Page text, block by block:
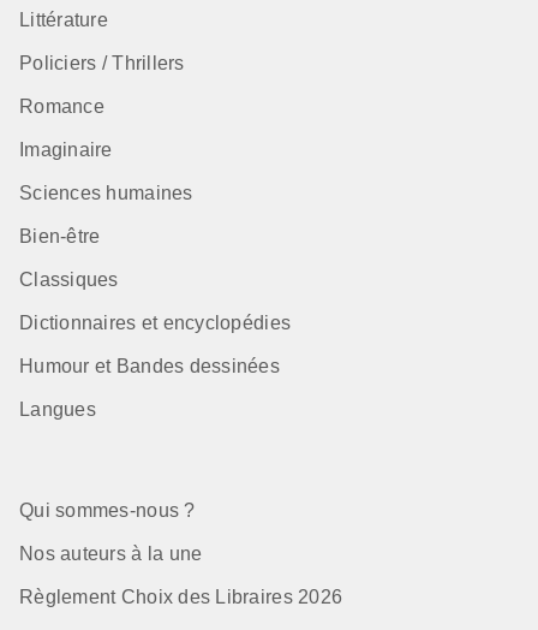
Littérature
Policiers / Thrillers
Romance
Imaginaire
Sciences humaines
Bien-être
Classiques
Dictionnaires et encyclopédies
Humour et Bandes dessinées
Langues
Qui sommes-nous ?
Nos auteurs à la une
Règlement Choix des Libraires 2026